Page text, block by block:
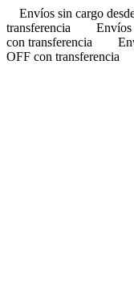
Envíos sin cargo
transferencia
Envíos
con transferencia
OFF con transferencia